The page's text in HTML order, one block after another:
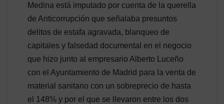
Medina está imputado por cuenta de la querella
de Anticorrupción que señalaba presuntos
delitos de estafa agravada, blanqueo de
capitales y falsedad documental en el negocio
que hizo junto al empresario Alberto Luceño
con el Ayuntamiento de Madrid para la venta de
material sanitario con un sobreprecio de hasta
el 148% y por el que se llevaron entre los dos